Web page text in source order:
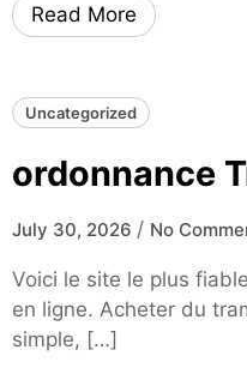
Read More
Uncategorized
ordonnance
July 30, 2026 / No
Voici le site le plus
en ligne. Acheter du
simple, […]